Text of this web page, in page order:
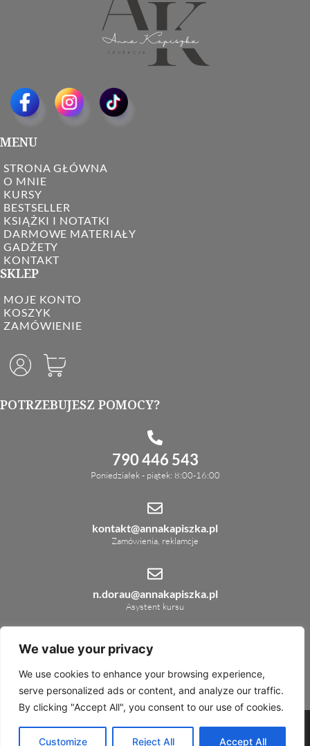
We value your privacy
We use cookies to enhance your browsing experience,
serve personalized ads or content, and analyze our traffic.
By clicking "Accept All", you consent to our use of cookies.
Customize Reject All Accept All
MENU
STRONA GŁÓWNA
O MNIE
KURSY
BESTSELLER
KSIĄŻKI I NOTATKI
DARMOWE MATERIAŁY
GADŻETY
KONTAKT
SKLEP
MOJE KONTO
KOSZYK
ZAMÓWIENIE
POTRZEBUJESZ POMOCY?
790 446 543
Poniedziałek - piątek: 8:00-16:00
kontakt@annakapiszka.pl
Zamówienia, reklamcje
n.dorau@annakapiszka.pl
Asystent kursu
ul. Świętojańska 3
83-400 Kościerzyna
Polityka PrywatnościRegulamin
DESIGN BY